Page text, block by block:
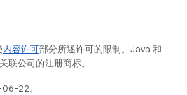
内容许可部分所述许可的限制。Java 和
联公司的注册商标。
22。